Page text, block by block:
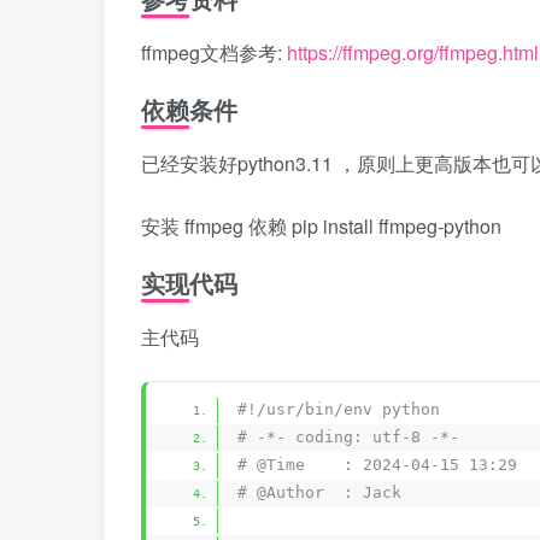
ffmpeg文档参考: https://ffmpeg.org/ffmpeg.html
依赖条件
已经安装好python3.11 ，原则上更高版本也可
安装 ffmpeg 依赖 pip install ffmpeg-python
实现代码
主代码
#!/usr/bin/env python
# -*- coding: utf-8 -*-
# @Time    : 2024-04-15 13:29
# @Author  : Jack